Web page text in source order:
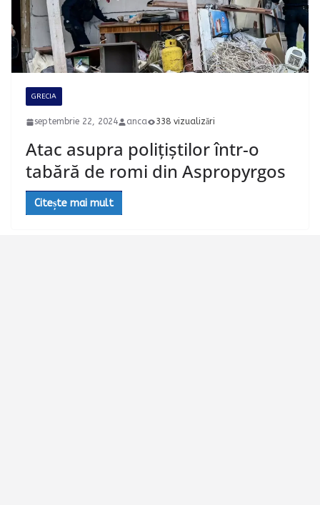
GRECIA
septembrie 22, 2024 anca 338 vizualizări
Atac asupra polițiștilor într-o
tabără de romi din Aspropyrgos
Citește mai mult